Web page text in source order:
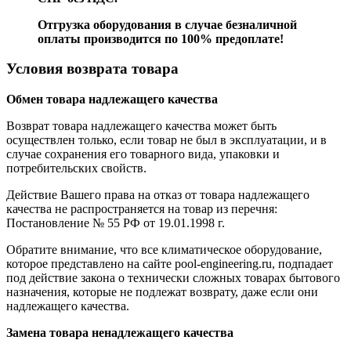
Отгрузка оборудования в случае безналичной
оплаты производится по 100% предоплате!
Условия возврата товара
Обмен товара надлежащего качества
Возврат товара надлежащего качества может быть
осуществлен только, если товар не был в эксплуатации, и в
случае сохранения его товарного вида, упаковки и
потребительских свойств.
Действие Вашего права на отказ от товара надлежащего
качества не распространяется на товар из перечня:
Постановление № 55 РФ от 19.01.1998 г.
Обратите внимание, что все климатическое оборудование,
которое представлено на сайте pool-engineering.ru, подпадает
под действие закона о технически сложных товарах бытового
назначения, которые не подлежат возврату, даже если они
надлежащего качества.
Замена товара ненадлежащего качества